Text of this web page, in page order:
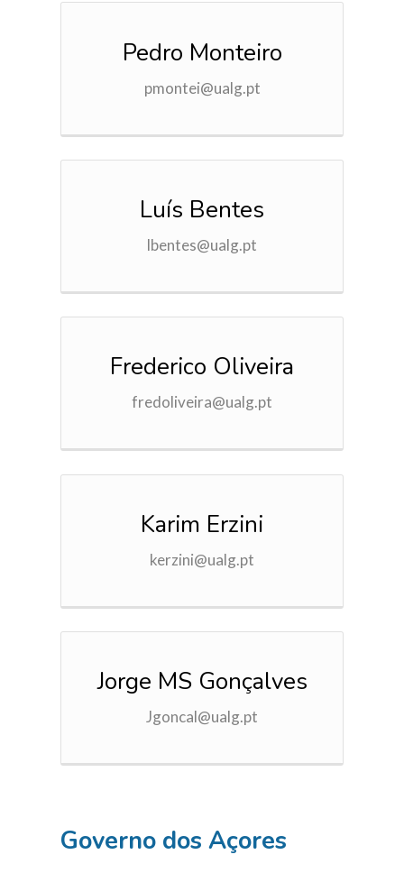
Pedro Monteiro
pmontei@ualg.pt
Luís Bentes
lbentes@ualg.pt
Frederico Oliveira
fredoliveira@ualg.pt
Karim Erzini
kerzini@ualg.pt
Jorge MS Gonçalves
Jgoncal@ualg.pt
Governo dos Açores